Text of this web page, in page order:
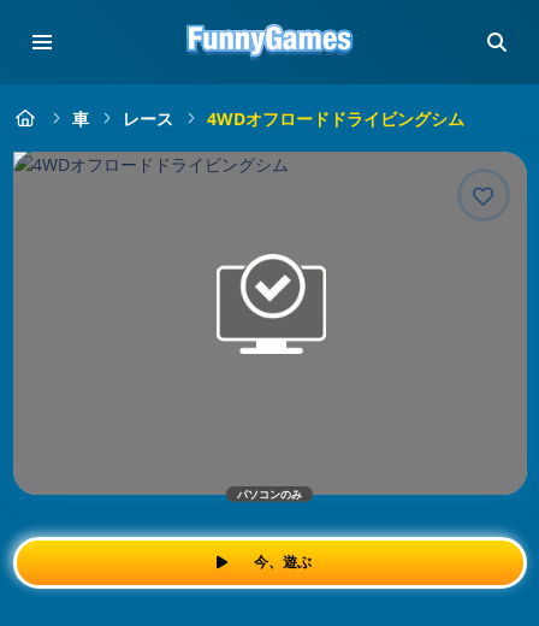
車 レース 4WDオフロードドライビングシム
パソコンのみ
今、遊ぶ